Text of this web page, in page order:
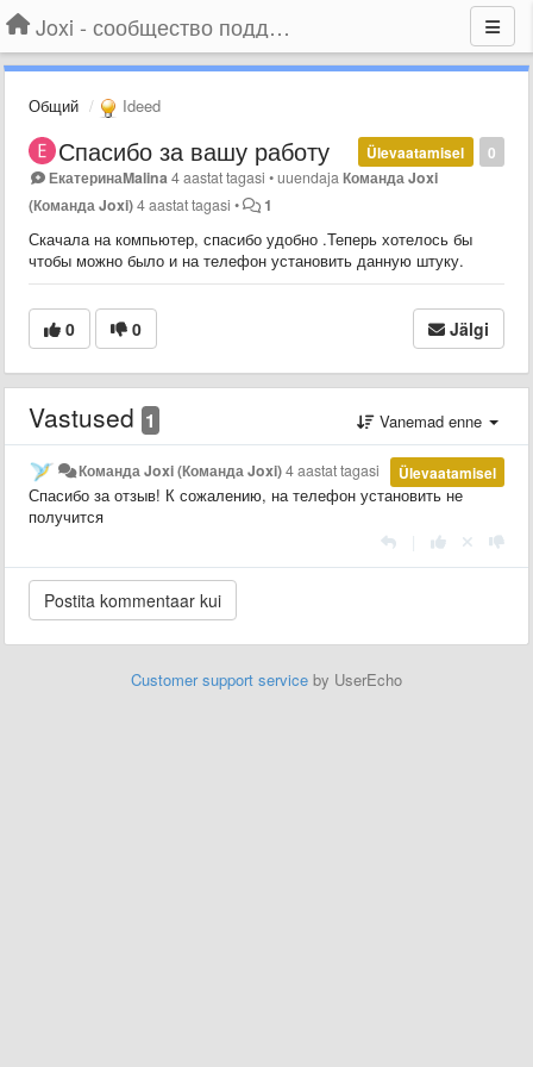
Joxi - сообщество поддержки
Общий Ideed
0
Ülevaatamisel
Спасибо за вашу работу
ЕкатеринаMalina 4 aastat tagasi •uuendajaКоманда Joxi
(Команда Joxi)4 aastat tagasi • 1
Скачала на компьютер, спасибо удобно .Теперь хотелось бы
чтобы можно было и на телефон установить данную штуку.
0 0 Jälgi
Vastused 1 Vanemad enne
Ülevaatamisel
Команда Joxi (Команда Joxi)4 aastat tagasi
Спасибо за отзыв! К сожалению, на телефон установить не
получится
Customer support service by UserEcho